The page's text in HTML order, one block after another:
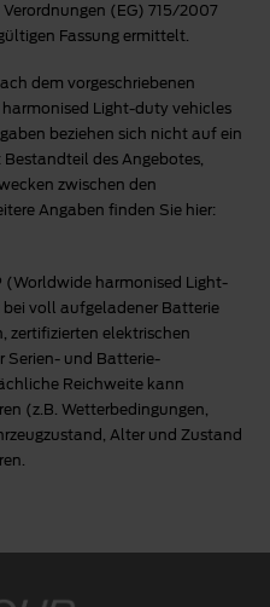
(EG) 715/2007
Fassung ermittelt.
dem vorgeschriebenen
Light-duty vehicles
beziehen sich nicht auf ein
des Angebotes,
zwischen den
Angaben finden Sie hier:
(Worldwide harmonised Light-
voll aufgeladener Batterie
zertifizierten elektrischen
Serien- und Batterie-
Reichweite kann
(z.B. Wetterbedingungen,
Alter und Zustand